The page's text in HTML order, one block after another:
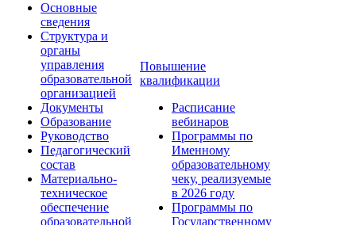
Основные
сведения
Структура и
органы
управления
образовательной
организацией
Документы
Образование
Руководство
Педагогический
состав
Материально-
техническое
обеспечение
образовательной
Повышение
квалификации
Расписание
вебинаров
Программы по
Именному
образовательному
чеку, реализуемые
в 2026 году
Программы по
Государственному